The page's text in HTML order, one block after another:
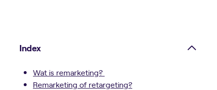
Index
Wat is remarketing?
Remarketing of retargeting?